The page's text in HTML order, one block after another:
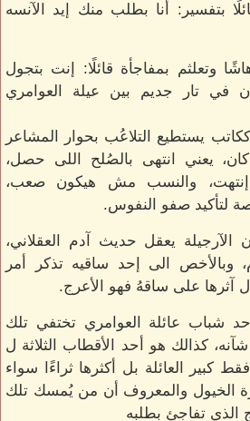
بتفسير: أنا بطلب منك إيد الآنسه
وتعلثم بمفاجأة قائلًا: إنت بتجول
في تار جديم بين عيلة العوامري
يستطيع التلاعُب بحوار المشاعر
يعني انتهى بالصُلح اللى حصل،
إنتهت، والنسب مش هيكون صعب،
لتأكيد صفو النفوس.
يعقل حديث آدم العقلاني،
وبالأخص الى إحد ساقيه تذكر أمر
آثرها على ساقهُ فهو الأعرج.
شباب عائلة العوامري تختفي تلك
كذالك هو أحد الأقطاب الثلاثة ل
كبير العائلة بل أكثرها ثراءًا سواء
الخيول والمعروف أن من يُمسك تلك
الذي تفاجئ بطلبه